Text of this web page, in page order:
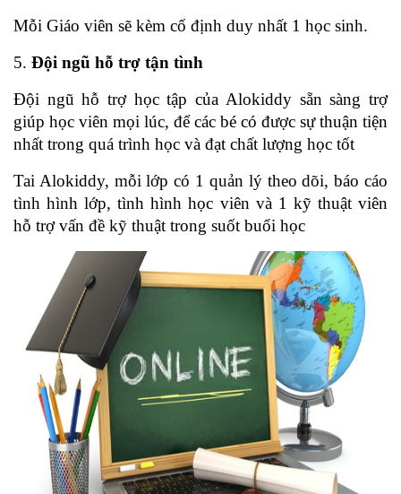
Mỗi Giáo viên sẽ kèm cố định duy nhất 1 học sinh.
5. Đội ngũ hỗ trợ tận tình
Đội ngũ hỗ trợ học tập của Alokiddy sẵn sàng trợ
giúp học viên mọi lúc, để các bé có được sự thuận tiện
nhất trong quá trình học và đạt chất lượng học tốt
Tai Alokiddy, mỗi lớp có 1 quản lý theo dõi, báo cáo
tình hình lớp, tình hình học viên và 1 kỹ thuật viên
hỗ trợ vấn đề kỹ thuật trong suốt buổi học